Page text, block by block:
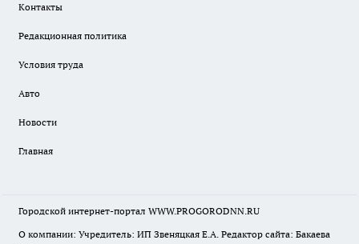
Контакты
Редакционная политика
Условия труда
Авто
Новости
Главная
Городской интернет-портал WWW.PROGORODNN.RU
О компании: Учредитель: ИП Звеняцкая Е.А. Редактор сайта: Бакаева